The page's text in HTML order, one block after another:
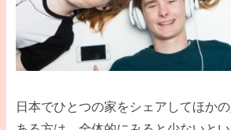
日本でひとつの家をシェアしてほか